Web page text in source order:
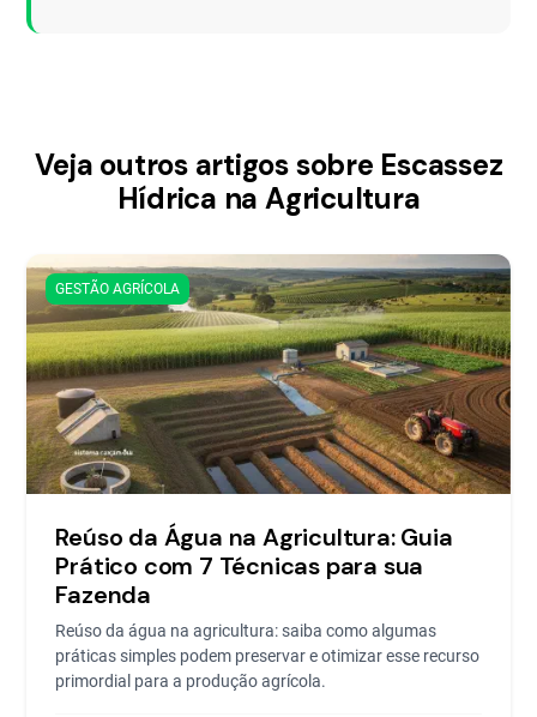
Veja outros artigos sobre Escassez
Hídrica na Agricultura
GESTÃO AGRÍCOLA
Reúso da Água na Agricultura: Guia
Prático com 7 Técnicas para sua
Fazenda
Reúso da água na agricultura: saiba como algumas
práticas simples podem preservar e otimizar esse recurso
primordial para a produção agrícola.